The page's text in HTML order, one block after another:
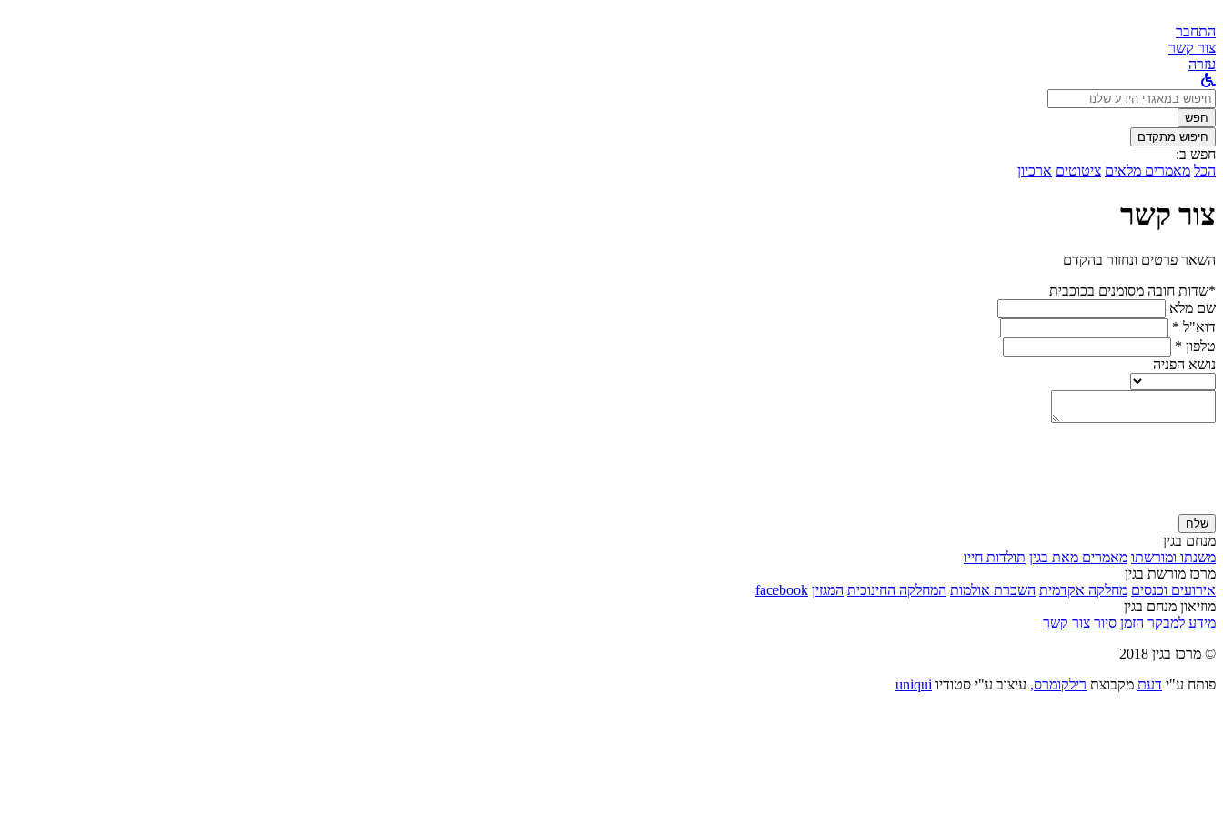
התחבר
צור קשר
עזרה
לחפש
ב:חפש
חיפוש מתקדם
חפש ב:
הכל מאמרים מלאים ציטוטים ארכיון
צור קשר
השאר פרטים ונחזור בהקדם
*שדות חובה מסומנים בכוכבית
שם מלא
דוא"ל *
טלפון *
נושא הפניה
שלח
מנחם בגין
משנתו ומורשתו מאמרים מאת בגין תולדות חייו
מרכז מורשת בגין
אירועים וכנסים מחלקה אקדמית השכרת אולמות המחלקה החינוכית המגזין facebook
מוזיאון מנחם בגין
מידע למבקר הזמן סיור צור קשר
© מרכז בגין 2018
פותח ע"י דעת מקבוצת רילקומרס, עיצוב ע"י סטודיו uniqui